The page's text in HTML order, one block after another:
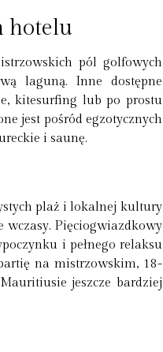
hotelu
pól golfowych
laguną. Inne dostępne
kitesurfing lub po prostu
jest pośród egzotycznych
i saunę.
plaż i lokalnej kultury
wczasy. Pięciogwiazdkowy
i pełnego relaksu
na mistrzowskim, 18-
jeszcze bardziej